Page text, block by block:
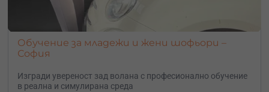
Обучение за младежи и жени шофьори –
София
Изгради увереност зад волана с професионално обучение
в реална и симулирана среда